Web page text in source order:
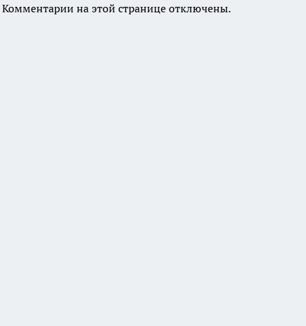
Комментарии на этой странице отключены.